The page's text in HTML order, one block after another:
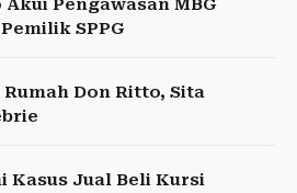
Pengawasan MBG
SPPG
Don Ritto, Sita
Kasus Jual Beli Kursi